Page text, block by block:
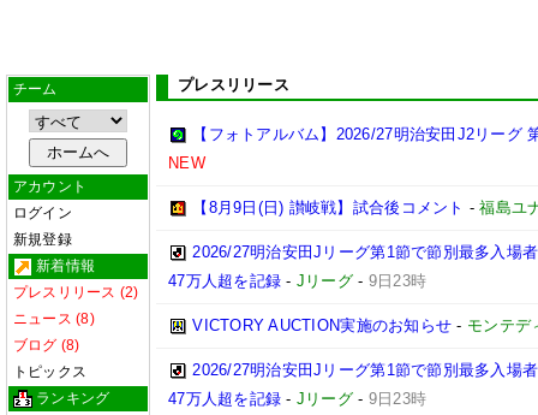
チーム
アカウント
ログイン
新規登録
新着情報
プレスリリース (2)
ニュース (8)
ブログ (8)
トピックス
ランキング
プレスリリース
【フォトアルバム】2026/27明治安田J2リーグ
NEW
【8月9日(日) 讃岐戦】試合後コメント -福島ユ
2026/27明治安田Jリーグ第1節で節別最多入場
47万人超を記録 - Jリーグ - 9日23時
VICTORY AUCTION実施のお知らせ - モンテデ
2026/27明治安田Jリーグ第1節で節別最多入場
47万人超を記録 - Jリーグ - 9日23時